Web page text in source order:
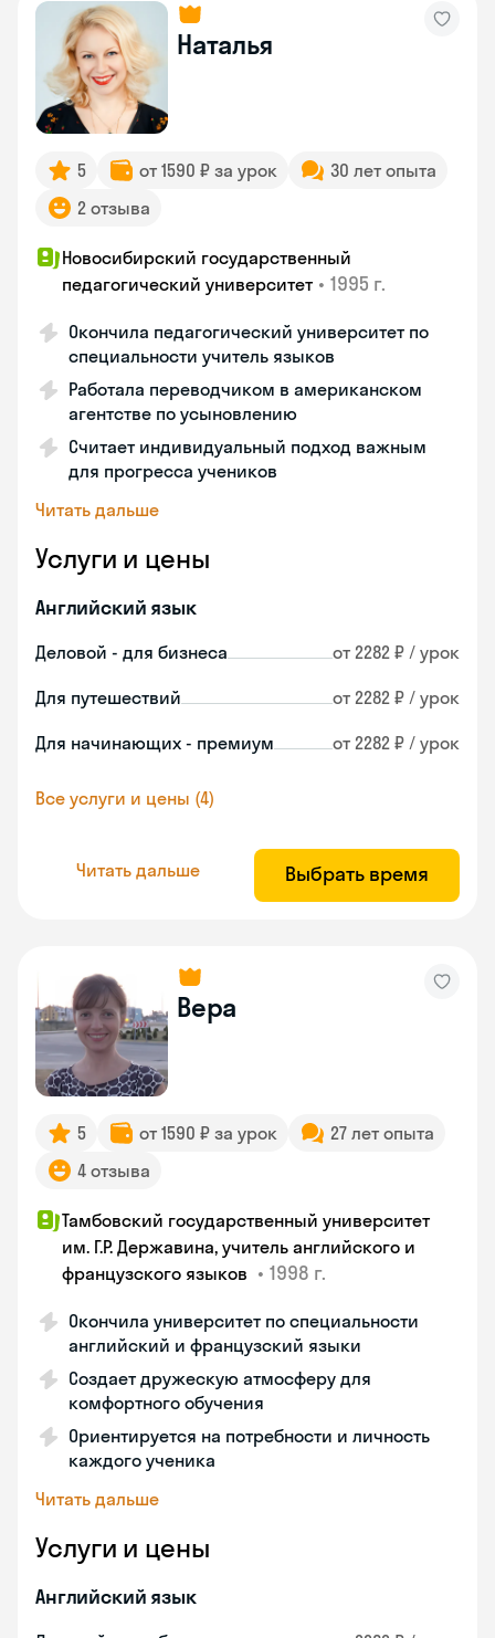
Наталья
5 от 1590 ₽ за урок
30 лет опыта
2 отзыва
Новосибирский государственный
педагогический университет • 1995 г.
Окончила педагогический университет по
специальности учитель языков
Работала переводчиком в американском
агентстве по усыновлению
Считает индивидуальный подход важным
для прогресса учеников
Читать дальше
Услуги и цены
Английский язык
Деловой - для бизнеса от 2282 ₽ / урок
Для путешествий от 2282 ₽ / урок
Для начинающих - премиум от 2282 ₽ / урок
Все услуги и цены (4)
Читать дальше Выбрать время
Вера
5 от 1590 ₽ за урок
27 лет опыта
4 отзыва
Тамбовский государственный университет
им. Г.Р. Державина, учитель английского и
французского языков • 1998 г.
Окончила университет по специальности
английский и французский языки
Создает дружескую атмосферу для
комфортного обучения
Ориентируется на потребности и личность
каждого ученика
Читать дальше
Услуги и цены
Английский язык